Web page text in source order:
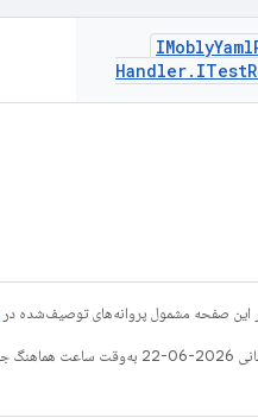
IMoblyYaml
Handler. ITest
این صفحه مشمول پروانه‌های توصیف‌شده در
جهانی.